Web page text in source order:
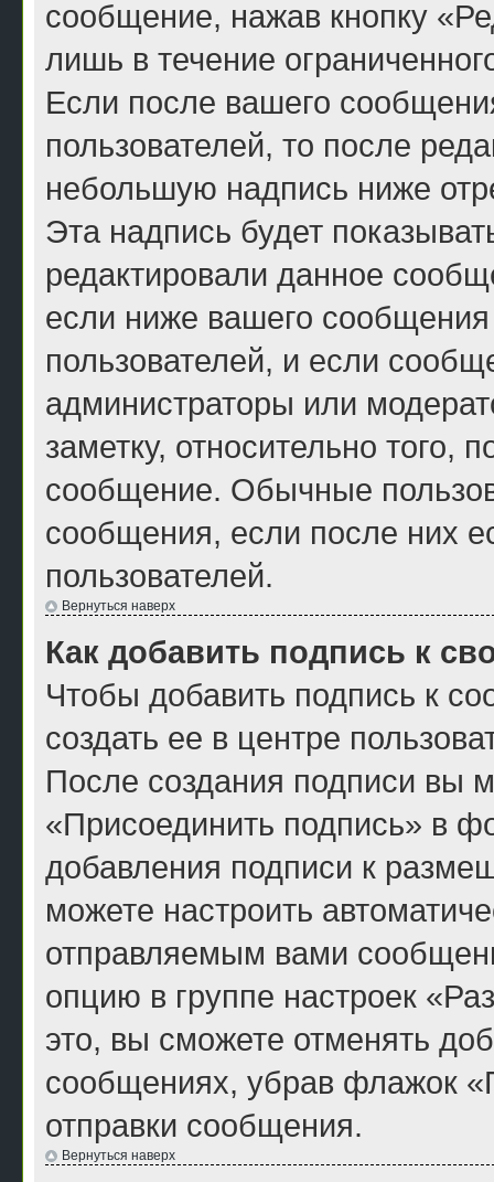
сообщение, нажав кнопку
лишь в течение
Если после вашего
пользователей, то после
небольшую надпись ниже
Эта надпись будет
редактировали данное
если ниже вашего
пользователей, и если
администраторы или
заметку, относительно того,
сообщение. Обычные
сообщения, если после них
пользователей.
Вернуться наверх
Как добавить подпись к
Чтобы добавить подпись к
создать ее в центре
После создания подписи вы
«Присоединить подпись» в
добавления подписи к
можете настроить
отправляемым вами
опцию в группе настроек
это, вы сможете отменять
сообщениях, убрав флажок
отправки сообщения.
Вернуться наверх